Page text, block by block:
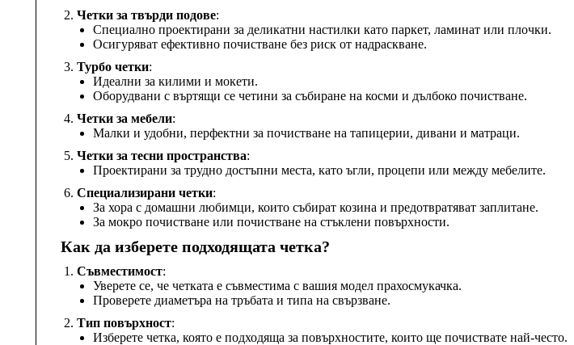
Четки за твърди подове:
Специално проектирани за деликатни настилки като паркет, ламинат или плочки.
Осигуряват ефективно почистване без риск от надраскване.
Турбо четки:
Идеални за килими и мокети.
Оборудвани с въртящи се четини за събиране на косми и дълбоко почистване.
Четки за мебели:
Малки и удобни, перфектни за почистване на тапицерии, дивани и матраци.
Четки за тесни пространства:
Проектирани за трудно достъпни места, като ъгли, процепи или между мебелите.
Специализирани четки:
За хора с домашни любимци, които събират козина и предотвратяват заплитане.
За мокро почистване или почистване на стъклени повърхности.
Как да изберете подходящата четка?
Съвместимост:
Уверете се, че четката е съвместима с вашия модел прахосмукачка.
Проверете диаметъра на тръбата и типа на свързване.
Тип повърхност:
Изберете четка, която е подходяща за повърхностите, които ще почиствате най-често.